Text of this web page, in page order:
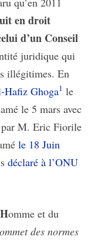
en droit
d’un Conseil
juridique qui
illégitimes. En
Hafiz Ghoga1 le
le 5 mars avec
par M. Eric Fiorile
le 18 Juin
déclaré à l’ONU
Homme et du
des normes